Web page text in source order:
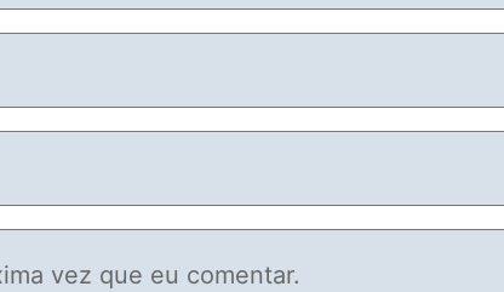
vez que eu comentar.